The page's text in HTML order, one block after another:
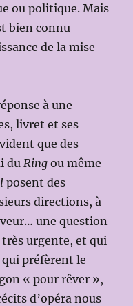
ou politique. Mais
bien connu
de la mise
à une
livret et ses
que des
du Ring ou même
posent des
directions, à
une question
urgente, et qui
qui préfèrent le
« pour rêver »,
d’opéra nous